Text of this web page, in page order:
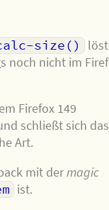
size()
löst
noch nicht im
Firefox 149
schließt sich das
Art.
mit dermagic
ist.